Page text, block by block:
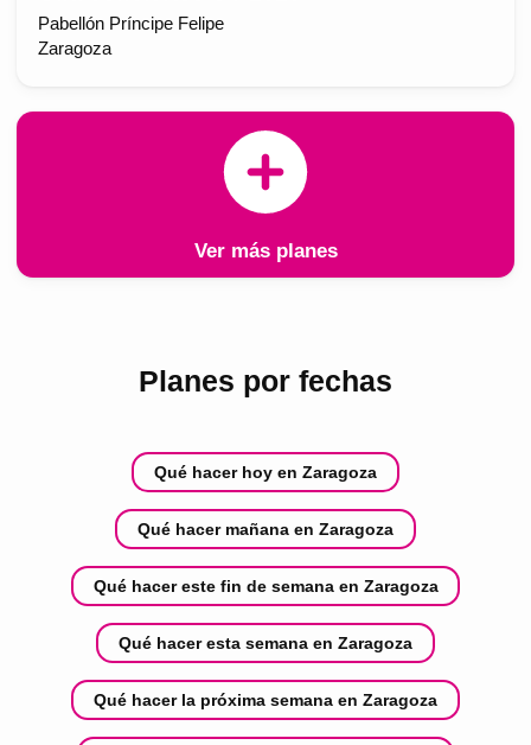
Pabellón Príncipe Felipe
Zaragoza
Ver más planes
Planes por fechas
Qué hacer hoy en Zaragoza
Qué hacer mañana en Zaragoza
Qué hacer este fin de semana en Zaragoza
Qué hacer esta semana en Zaragoza
Qué hacer la próxima semana en Zaragoza